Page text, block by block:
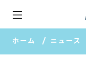
ホーム ニュース